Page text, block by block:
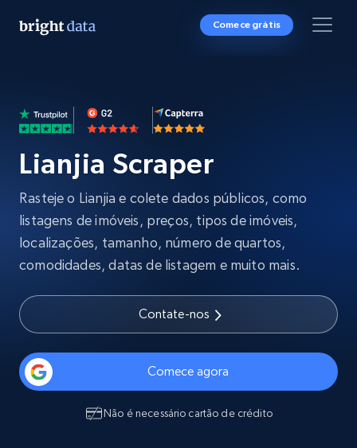
Comece grátis
Lianjia Scraper
Rasteje o Lianjia e colete dados públicos, como
listagens de imóveis, preços, tipos de imóveis,
localizações, tamanho, número de quartos,
comodidades, datas de listagem e muito mais.
Contate-nos
Comece agora
Não é necessário cartão de crédito